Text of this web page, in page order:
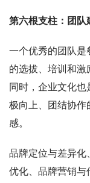
第六根支柱：团队
一个优秀的团队是
的选拔、培训和激
同时，企业文化
极向上、团结协作
感。
品牌定位与差异化
优化、品牌营销与